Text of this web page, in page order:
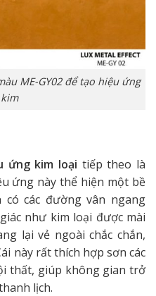
ME-GY02 để tạo hiệu ứng
ứng kim loại tiếp theo là
ứng này thể hiện một bề
các đường vân ngang
như kim loại được mài
lại vẻ ngoài chắc chắn,
này rất thích hợp sơn các
thất, giúp không gian trở
lịch.